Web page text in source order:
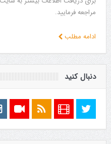
مراجعه فرمایید.
ادامه مطلب
دنبال کنید